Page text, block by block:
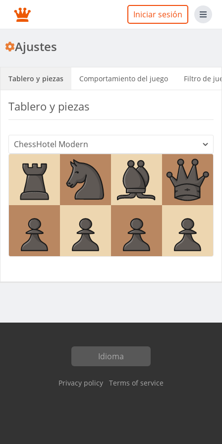
Iniciar sesión
Ajustes
Tablero y piezas Comportamiento del juego Filtro de
Tablero y piezas
Idioma
Privacy policy Terms of service